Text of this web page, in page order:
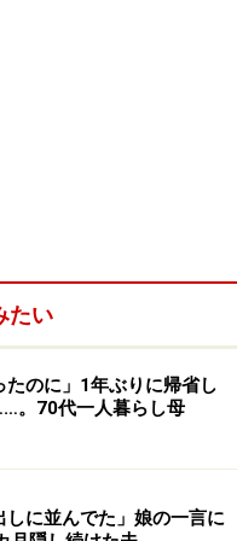
たい
たのに」1年ぶりに帰省し
。70代一人暮らし母
しに並んでた」娘の一言に